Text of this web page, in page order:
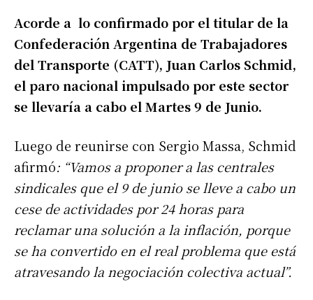
Acorde a lo confirmado por el titular de la
Confederación Argentina de Trabajadores
del Transporte (CATT), Juan Carlos Schmid,
el paro nacional impulsado por este sector
se llevaría a cabo el Martes 9 de Junio.
Luego de reunirse con Sergio Massa, Schmid
afirmó: “Vamos a proponer a las centrales
sindicales que el 9 de junio se lleve a cabo un
cese de actividades por 24 horas para
reclamar una solución a la inflación, porque
se ha convertido en el real problema que está
atravesando la negociación colectiva actual”.